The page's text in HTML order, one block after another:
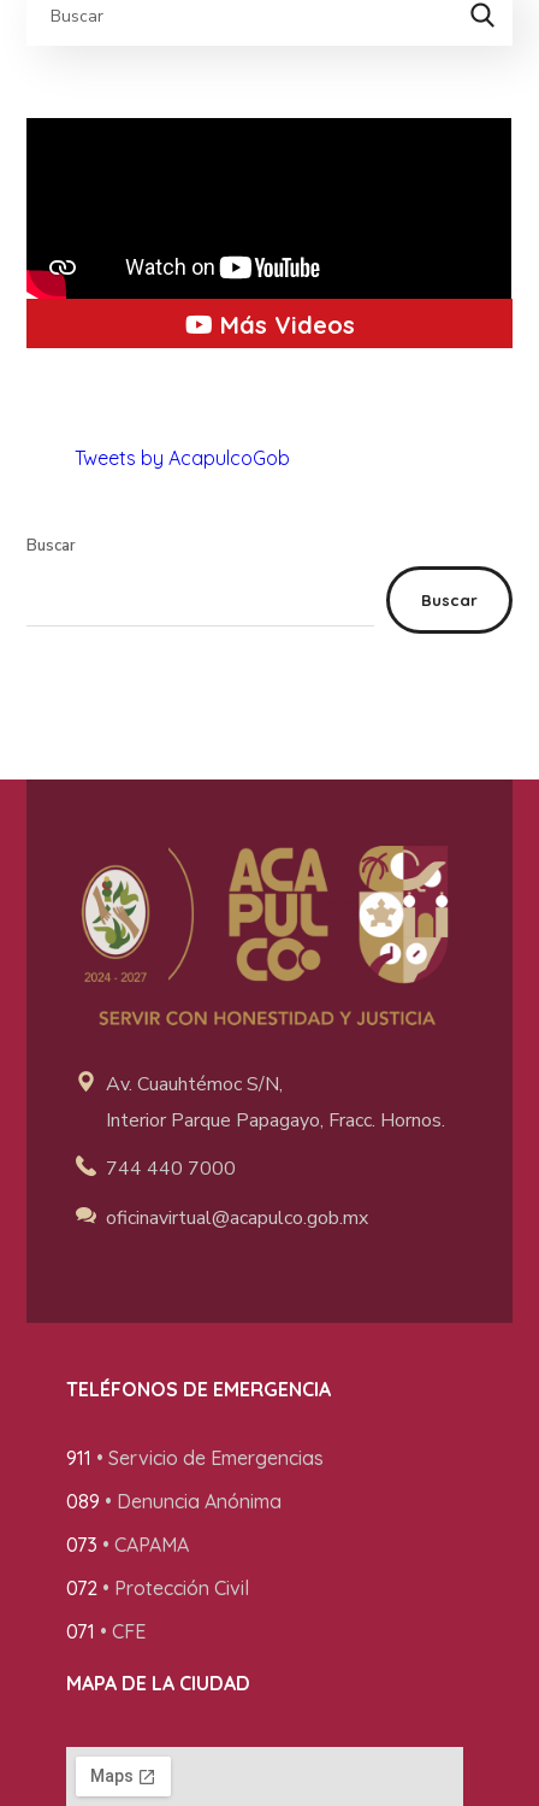
Más Videos
Tweets by AcapulcoGob
Buscar
Buscar
Av. Cuauhtémoc S/N,
Interior Parque Papagayo, Fracc. Hornos.
744 440 7000
oficinavirtual@acapulco.gob.mx
TELÉFONOS DE EMERGENCIA
911 • Servicio de Emergencias
089 • Denuncia Anónima
073 • CAPAMA
072 • Protección Civil
071 • CFE
MAPA DE LA CIUDAD